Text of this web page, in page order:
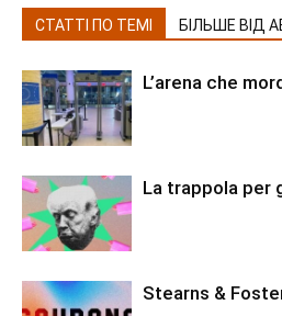
СТАТТІ ПО ТЕМІ БІЛЬШЕ ВІД
L’arena che
La trappola per
Stearns &